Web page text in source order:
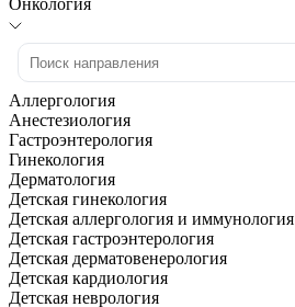
Онкология
Аллергология
Анестезиология
Гастроэнтерология
Гинекология
Дерматология
Детская гинекология
Детская аллергология и иммунология
Детская гастроэнтерология
Детская дерматовенерология
Детская кардиология
Детская неврология